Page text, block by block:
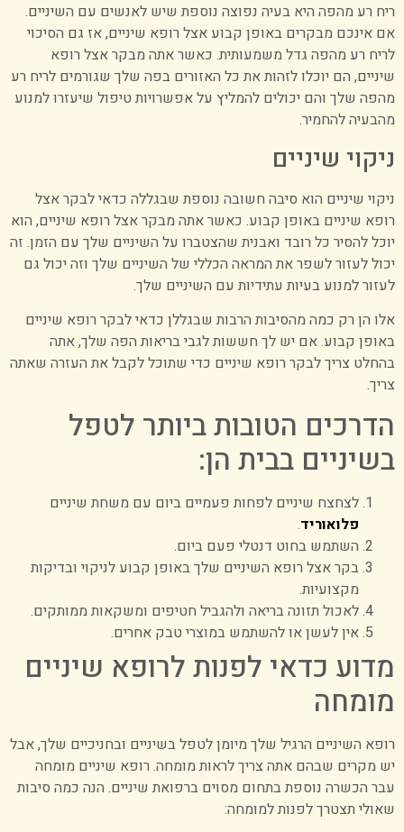
ריח רע מהפה היא בעיה נפוצה נוספת שיש לאנשים עם השיניים.
אם אינכם מבקרים באופן קבוע אצל רופא שיניים, אז גם הסיכוי
לריח רע מהפה גדל משמעותית. כאשר אתה מבקר אצל רופא
שיניים, הם יוכלו לזהות את כל האזורים בפה שלך שגורמים לריח רע
מהפה שלך והם יכולים להמליץ על אפשרויות טיפול שיעזרו למנוע
מהבעיה להחמיר.
ניקוי שיניים
ניקוי שיניים הוא סיבה חשובה נוספת שבגללה כדאי לבקר אצל
רופא שיניים באופן קבוע. כאשר אתה מבקר אצל רופא שיניים, הוא
יוכל להסיר כל רובד ואבנית שהצטברו על השיניים שלך עם הזמן. זה
יכול לעזור לשפר את המראה הכללי של השיניים שלך וזה יכול גם
לעזור למנוע בעיות עתידיות עם השיניים שלך.
אלו הן רק כמה מהסיבות הרבות שבגללן כדאי לבקר רופא שיניים
באופן קבוע. אם יש לך חששות לגבי בריאות הפה שלך, אתה
בהחלט צריך לבקר רופא שיניים כדי שתוכל לקבל את העזרה שאתה
צריך.
הדרכים הטובות ביותר לטפל
בשיניים בבית הן:
לצחצח שיניים לפחות פעמיים ביום עם משחת שיניים
פלואוריד.
השתמש בחוט דנטלי פעם ביום.
בקר אצל רופא השיניים שלך באופן קבוע לניקוי ובדיקות
מקצועיות.
לאכול תזונה בריאה ולהגביל חטיפים ומשקאות ממותקים.
אין לעשן או להשתמש במוצרי טבק אחרים.
מדוע כדאי לפנות לרופא שיניים
מומחה
רופא השיניים הרגיל שלך מיומן לטפל בשיניים ובחניכיים שלך, אבל
יש מקרים שבהם אתה צריך לראות מומחה. רופא שיניים מומחה
עבר הכשרה נוספת בתחום מסוים ברפואת שיניים. הנה כמה סיבות
שאולי תצטרך לפנות למומחה: